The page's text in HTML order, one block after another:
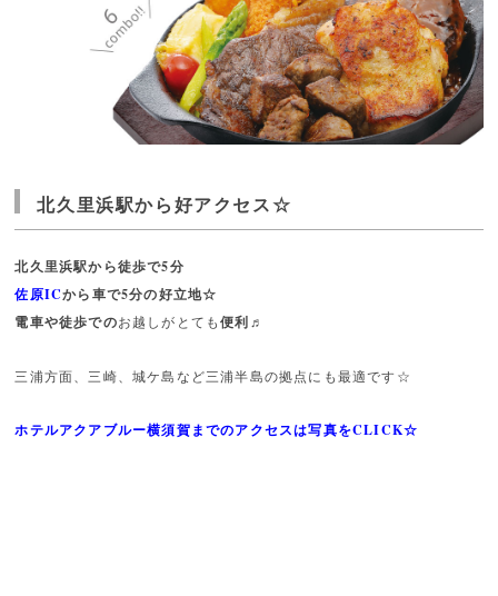
北久里浜駅から好アクセス☆
北久里浜駅から徒歩で5分
佐原ICから車で5分の好立地☆
電車や徒歩でのお越しがとても便利♬
三浦方面、三崎、城ケ島など三浦半島の拠点にも最適です☆
ホテルアクアブルー横須賀までのアクセスは写真をCLICK☆